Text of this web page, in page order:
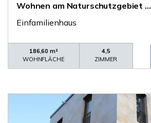
Wohnen am Naturschutzgebiet ...
Einfamilienhaus
186,60 m²
WOHNFLÄCHE
4,5
ZIMMER